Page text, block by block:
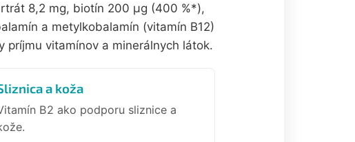
8,2 mg, biotín 200 µg (400 %*),
a metylkobalamín (vitamín B12)
vitamínov a minerálnych látok.
a koža
B2 ako podporu sliznice a